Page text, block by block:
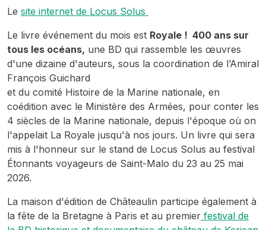
Le site internet de Locus Solus
Le livre événement du mois est Royale ! 400 ans sur
tous les océans, une BD qui rassemble les œuvres
d'une dizaine d'auteurs, sous la coordination de l’Amiral
François Guichard
et du comité Histoire de la Marine nationale, en
coédition avec le Ministère des Armées, pour conter les
4 siècles de la Marine nationale, depuis l'époque où on
l'appelait La Royale jusqu'à nos jours. Un livre qui sera
mis à l'honneur sur le stand de Locus Solus au festival
Étonnants voyageurs de Saint-Malo du 23 au 25 mai
2026.
La maison d'édition de Châteaulin participe également à
la fête de la Bretagne à Paris et au premier festival de